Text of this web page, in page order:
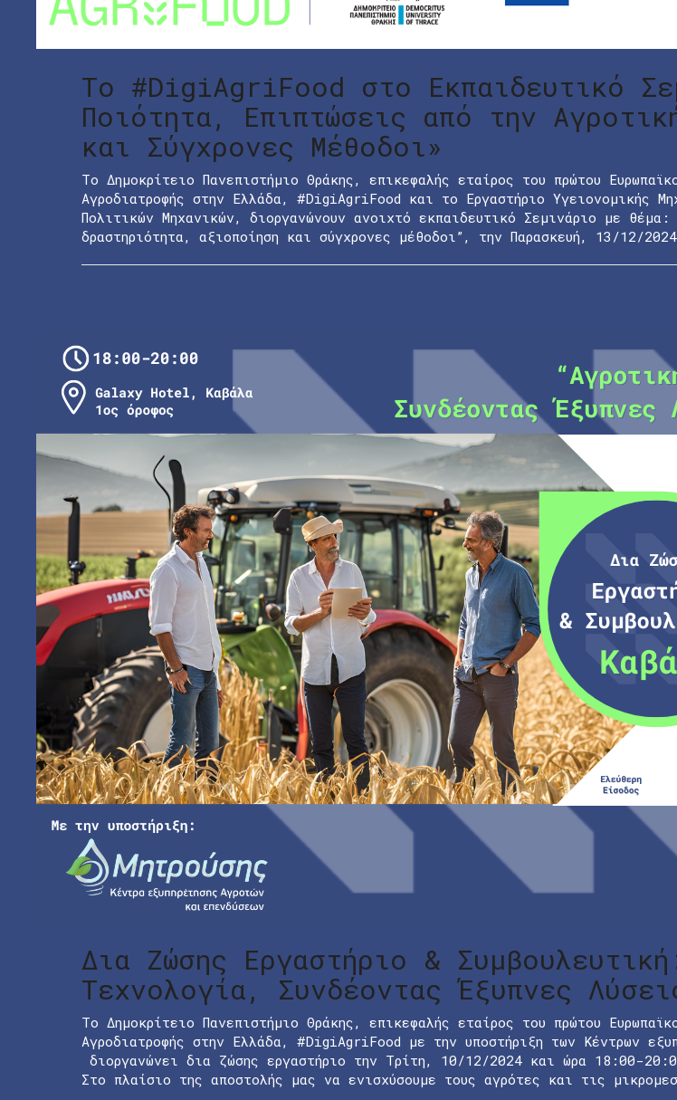
Το #DigiAgriFood στο Εκπαιδευτικό
Ποιότητα, Επιπτώσεις από την
και Σύγχρονες Μέθοδοι»
Το Δημοκρίτειο Πανεπιστήμιο Θράκης, επικεφαλής εταίρος του πρώτου
Αγροδιατροφής στην Ελλάδα, #DigiAgriFood και το Εργαστήριο Υγειονομικής
Πολιτικών Μηχανικών, διοργανώνουν ανοιχτό εκπαιδευτικό Σεμινάριο με
δραστηριότητα, αξιοποίηση και σύγχρονες μέθοδοι”, την Παρασκευή, 13/12/
Δια Ζώσης Εργαστήριο &
Τεχνολογία, Συνδέοντας Έξυπνες
Το Δημοκρίτειο Πανεπιστήμιο Θράκης, επικεφαλής εταίρος του πρώτου
Αγροδιατροφής στην Ελλάδα, #DigiAgriFood με την υποστήριξη των Κέντρων
διοργανώνει δια ζώσης εργαστήριο την Τρίτη, 10/12/2024 και ώρα 18:00-
Στο πλαίσιο της αποστολής μας να ενισχύσουμε τους αγρότες και τις